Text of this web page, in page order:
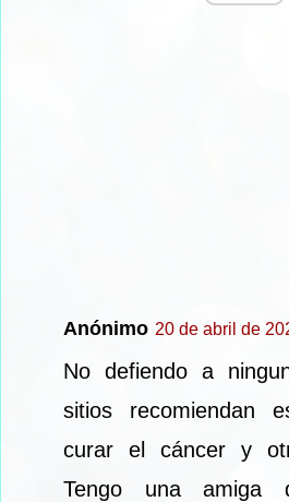
Anónimo 20 de abril de
No defiendo a
sitios recomiendan
curar el cáncer y
Tengo una